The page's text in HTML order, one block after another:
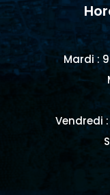
Mardi :
Vendredi :